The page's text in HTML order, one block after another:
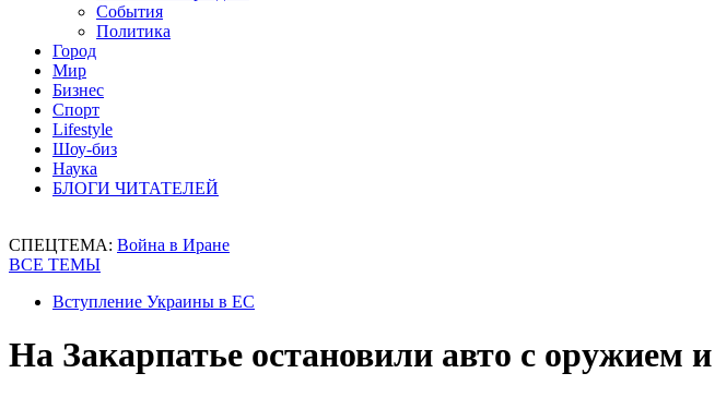
События
Политика
Город
Мир
Бизнес
Спорт
Lifestyle
Шоу-биз
Наука
БЛОГИ ЧИТАТЕЛЕЙ
СПЕЦТЕМА: Война в Иране
ВСЕ ТЕМЫ
Вступление Украины в ЕС
На Закарпатье остановили авто с оружием